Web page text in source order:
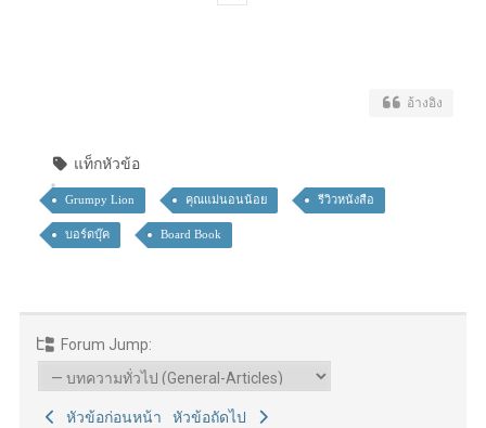
อ้างอิง
แท็กหัวข้อ
Grumpy Lion คุณแม่นอนน้อย รีวิวหนังสือ
บอร์ดบุ๊ค Board Book
Forum Jump:
หัวข้อก่อนหน้า หัวข้อถัดไป